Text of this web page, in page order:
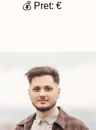
💰 Pret: €